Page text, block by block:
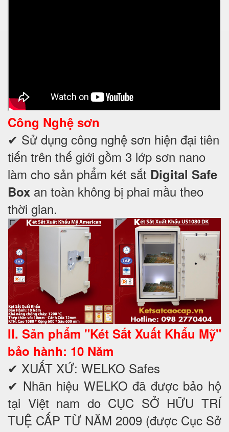
Công Nghệ sơn
✔ Sử dụng công nghệ sơn hiện đại tiên
tiến trên thế giới gồm 3 lớp sơn nano
làm cho sản phẩm két sắt Digital Safe
Box an toàn không bị phai mầu theo
thời gian.
II. Sản phẩm "Két Sắt Xuất Khẩu Mỹ"
bảo hành: 10 Năm
✔ XUẤT XỨ: WELKO Safes
✔ Nhãn hiệu WELKO đã được bảo hộ
tại Việt nam do CỤC SỞ HỮU TRÍ
TUỆ CẤP TỪ NĂM 2009 (được Cục Sở